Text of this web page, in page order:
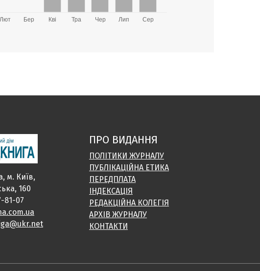
м. Київ,
160
81-07
ПРО ВИДАННЯ
ПОЛІТИКИ ЖУРНАЛУ
ПУБЛІКАЦІЙНА ЕТИКА
ПЕРЕДПЛАТА
ІНДЕКСАЦІЯ
РЕДАКЦІЙНА КОЛЕГІЯ
АРХІВ ЖУРНАЛУ
КОНТАКТИ